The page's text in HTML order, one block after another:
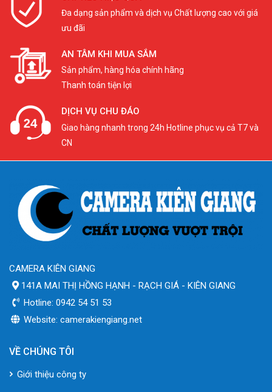
Đa dạng sản phẩm và dịch vụ Chất lượng cao với giá
ưu đãi
AN TÂM KHI MUA SẮM
Sản phẩm, hàng hóa chính hãng
Thanh toán tiện lợi
DỊCH VỤ CHU ĐÁO
Giao hàng nhanh trong 24h Hotline phục vụ cả T7 và
CN
CAMERA KIÊN GIANG
141A MAI THỊ HỒNG HẠNH - RẠCH GIÁ - KIÊN GIANG
Hotline: 0942 54 51 53
Website: camerakiengiang.net
VỀ CHÚNG TÔI
Giới thiệu công ty